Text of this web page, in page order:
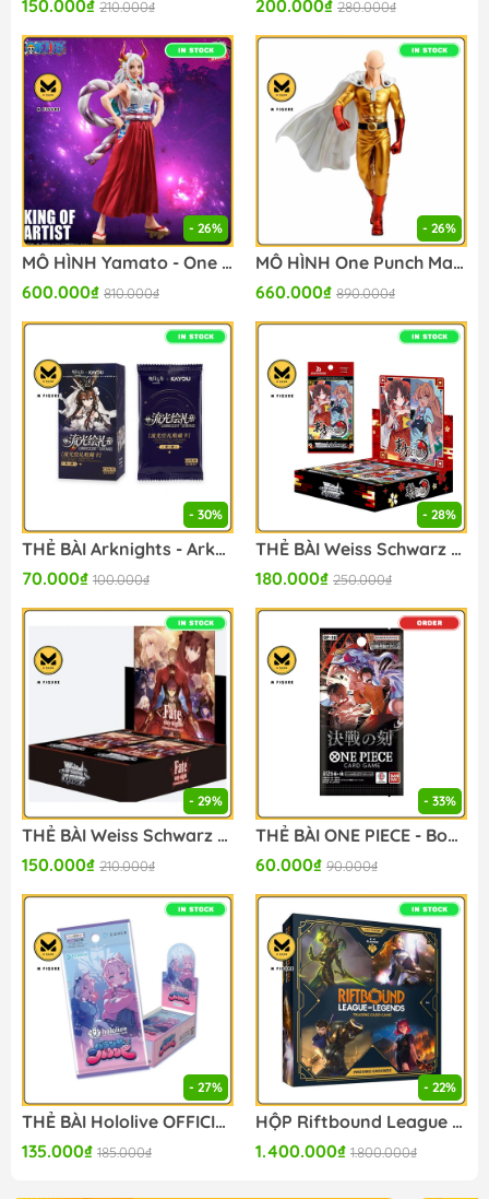
150.000₫ 210.000₫
200.000₫ 280.000₫
- 26%
MÔ HÌNH Yamato - One Piece - King of Artist - Special Ver. (Bandai Spirits) FIGURE CHÍNH HÃNG
600.000₫ 810.000₫
- 26%
MÔ HÌNH One Punch Man - Saitama - Grandista - Metallic Ver. (Bandai Spirits)FIGURE CHÍNH HÃNG
660.000₫ 890.000₫
- 30%
THẺ BÀI Arknights - Arknights x Kayou Luminescent Serenade - Collectible Cards - Vol. 1 (Kayou) PACK CARD CHÍNH HÃNG
70.000₫ 100.000₫
- 28%
THẺ BÀI Weiss Schwarz - Touhou Project ~ Black and White Lotus Land - Booster Box (Bushiroad) PACK CARD CHÍNH HÃNG
180.000₫ 250.000₫
- 29%
THẺ BÀI Weiss Schwarz - Fate/stay night - Unlimited Blade Works Vol. II (Bushiroad) - PACK CARD CHÍNH HÃNG
150.000₫ 210.000₫
- 33%
THẺ BÀI ONE PIECE - Booster Pack OP-16 (Bandai Namco) PACK CARD CHÍNH HÃNG
60.000₫ 90.000₫
- 27%
THẺ BÀI Hololive OFFICIAL CARD GAME - Bouncer Bound - Booster Box (Hololive OFFICIAL) PACK CARD CHÍNH HÃNG
135.000₫ 185.000₫
- 22%
HỘP Riftbound League of Legends 2025 TCG - Set 1 - Origins - Box Set - Proving Grounds (Riot Games) BOX CARD CHÍNH HÃNG
1.400.000₫ 1.800.000₫